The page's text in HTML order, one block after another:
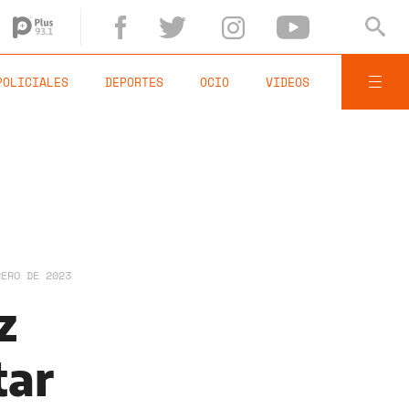
DEPORTES OCIO VIDEOS
DE 2023